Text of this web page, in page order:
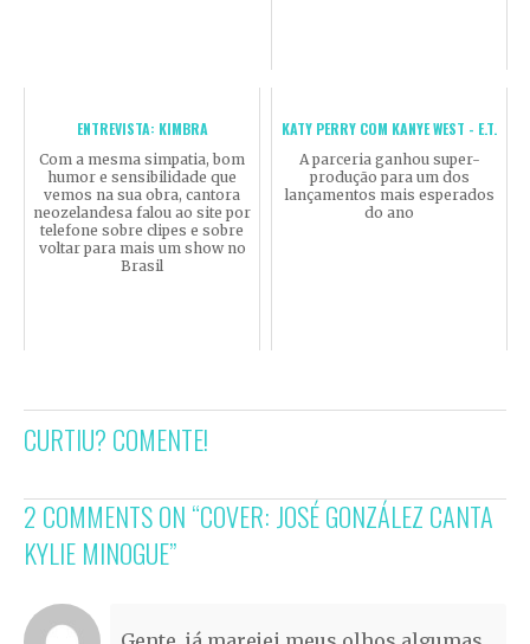
ENTREVISTA: KIMBRA
Com a mesma simpatia, bom
humor e sensibilidade que
vemos na sua obra, cantora
neozelandesa falou ao site por
telefone sobre clipes e sobre
voltar para mais um show no
Brasil
KATY PERRY COM KANYE WEST - E.T.
A parceria ganhou super-
produção para um dos
lançamentos mais esperados
do ano
CURTIU? COMENTE!
2 COMMENTS ON “COVER: JOSÉ GONZÁLEZ CANTA
KYLIE MINOGUE”